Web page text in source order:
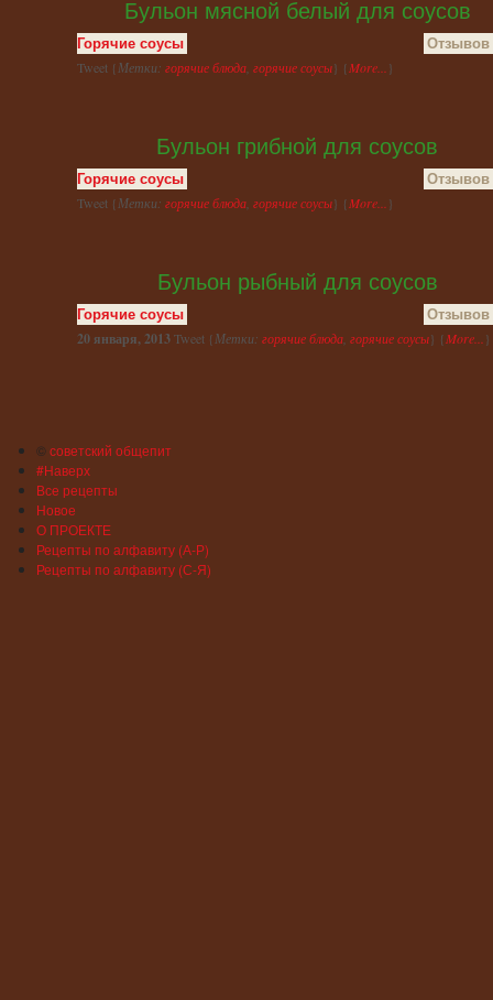
Бульон мясной белый для соусов
Горячие соусы Отзывов
Tweet {Метки: горячие блюда горячие соусы} {More... }
Бульон грибной для соусов
Горячие соусы Отзывов
Tweet {Метки: горячие блюда горячие соусы} {More... }
Бульон рыбный для соусов
Горячие соусы Отзывов
20 января, 2013Tweet {Метки: горячие блюда, горячие соусы} {More...}
©советский общепит
#Наверх
Все рецепты
Новое
О ПРОЕКТЕ
Рецепты по алфавиту (А-Р)
Рецепты по алфавиту (С-Я)